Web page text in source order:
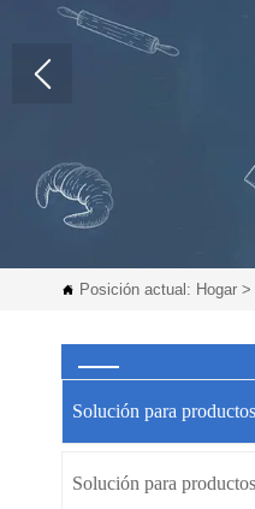
 Posición actual: Hogar>